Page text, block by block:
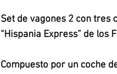
Set de vagones 2 con tres
“Hispania Express” de
Compuesto por un coche